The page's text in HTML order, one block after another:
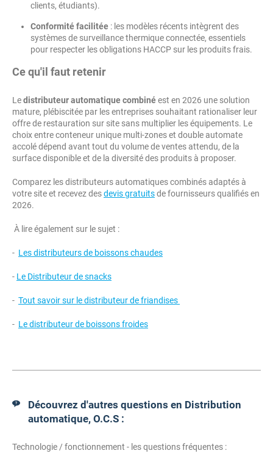
clients, étudiants).
Conformité facilitée : les modèles récents intègrent des
systèmes de surveillance thermique connectée, essentiels
pour respecter les obligations HACCP sur les produits frais.
Ce qu'il faut retenir
Ledistributeur automatique combinéest en 2026 une solution
mature, plébiscitée par les entreprises souhaitant rationaliser leur
offre de restauration sur site sans multiplier les équipements. Le
choix entre conteneur unique multi-zones et double automate
accolé dépend avant tout du volume de ventes attendu, de la
surface disponible et de la diversité des produits à proposer.
Comparez les distributeurs automatiques combinés adaptés à
votre site et recevez desdevis gratuitsde fournisseurs qualifiés en
2026.
À lire également sur le sujet :
- Les distributeurs de boissons chaudes
- Le Distributeur de snacks
- Tout savoir sur le distributeur de friandises
- Le distributeur de boissons froides
Découvrez d'autres questions en Distribution
automatique, O.C.S :
Technologie / fonctionnement - les questions fréquentes :